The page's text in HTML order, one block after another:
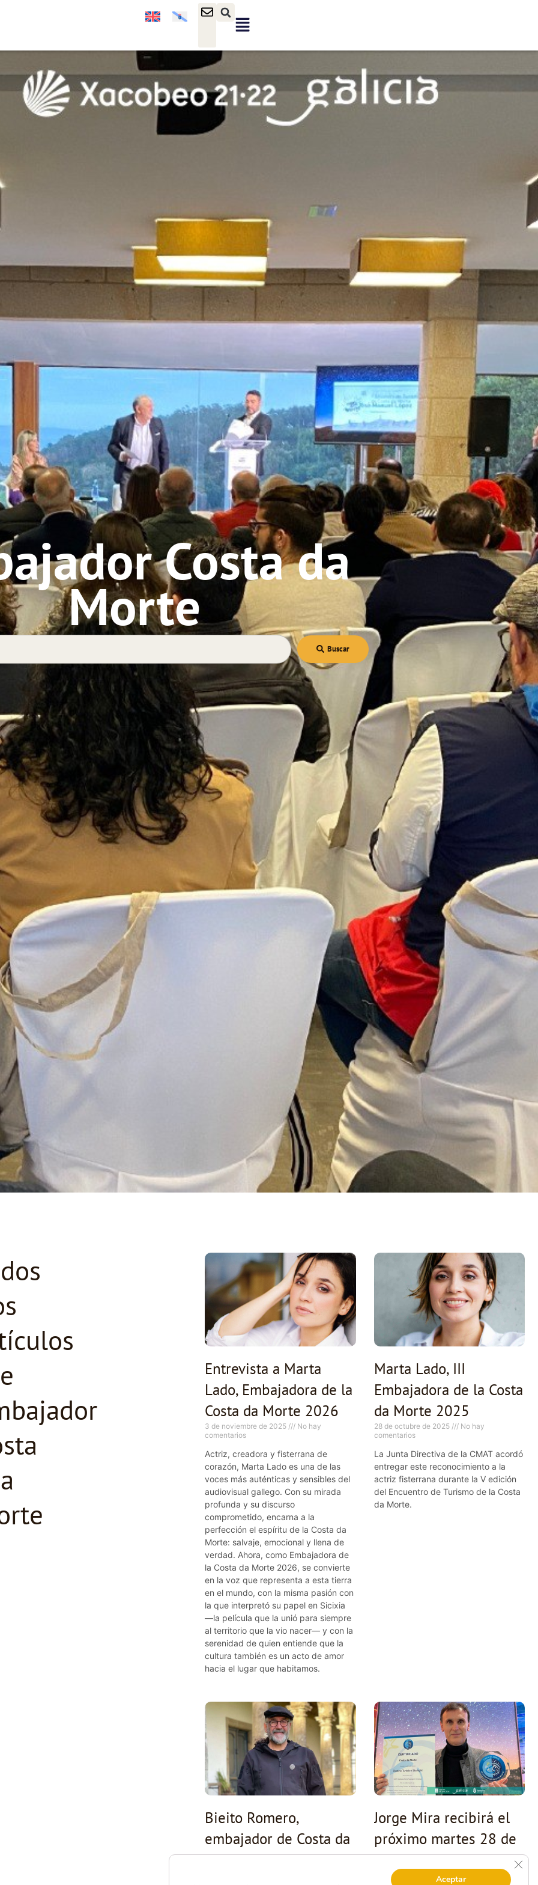
Costa da
Morte
Buscar
Entrevista a Marta
Lado, Embajadora de la
Costa da Morte 2026
3 de noviembre de 2025
No hay
comentarios
Actriz, creadora y fisterrana de
corazón, Marta Lado es una de las
voces más auténticas y sensibles del
audiovisual gallego. Con su mirada
profunda y su discurso
comprometido, encarna a la
perfección el espíritu de la Costa da
Morte: salvaje, emocional y llena de
verdad. Ahora, como Embajadora de
la Costa da Morte 2026, se convierte
en la voz que representa a esta tierra
en el mundo, con la misma pasión con
la que interpretó su papel en Sicixia
—la película que la unió para siempre
al territorio que la vio nacer— y con la
serenidad de quien entiende que la
cultura también es un acto de amor
hacia el lugar que habitamos.
Marta Lado, III
Embajadora de la Costa
da Morte 2025
28 de octubre de 2025
No hay
comentarios
La Junta Directiva de la CMAT acordó
entregar este reconocimiento a la
actriz fisterrana durante la V edición
del Encuentro de Turismo de la Costa
da Morte.
Bieito Romero,
embajador de Costa da
Morte
Jorge Mira recibirá el
próximo martes 28 de
noviembre el premio
Embajador de la Costa
Aceptar